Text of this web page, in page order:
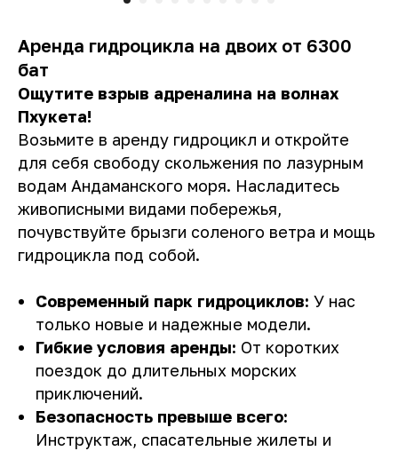
Аренда гидроцикла на двоих от 6300
бат
Ощутите взрыв адреналина на волнах
Пхукета!
Возьмите в аренду гидроцикл и откройте
для себя свободу скольжения по лазурным
водам Андаманского моря. Насладитесь
живописными видами побережья,
почувствуйте брызги соленого ветра и мощь
гидроцикла под собой.
Современный парк гидроциклов: У нас
только новые и надежные модели.
Гибкие условия аренды: От коротких
поездок до длительных морских
приключений.
Безопасность превыше всего:
Инструктаж, спасательные жилеты и